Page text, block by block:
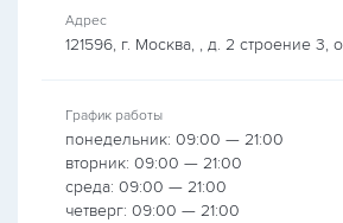
Адрес
121596, г. Москва, , д. 2 строение 3,
График работы
понедельник: 09:00 — 21:00
вторник: 09:00 — 21:00
среда: 09:00 — 21:00
четверг: 09:00 — 21:00